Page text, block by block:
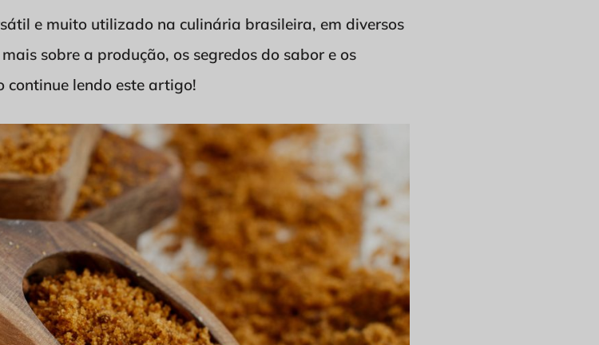
e muito utilizado na culinária brasileira, em diversos
sobre a produção, os segredos do sabor e os
continue lendo este artigo!